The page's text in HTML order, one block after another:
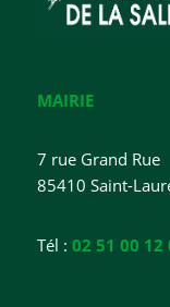
MAIRIE
7 rue Grand Rue
85410 Saint-
Tél : 02 51 00 12